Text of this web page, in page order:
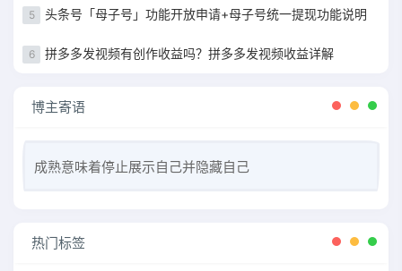
5 头条号「母子号」功能开放申请+母子号统一提现功能说明
6 拼多多发视频有创作收益吗？拼多多发视频收益详解
博主寄语
成熟意味着停止展示自己并隐藏自己
热门标签